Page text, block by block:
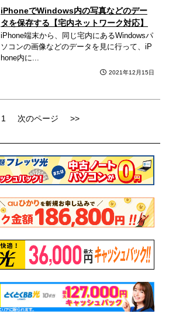
iPhoneでWindows内の写真などのデー
タを保存する【宅内ネットワーク対応】
iPhone端末から、同じ宅内にあるWindowsパ
ソコンの画像などのデータを見に行って、iP
hone内に...
2021年12月15日
1 次のページ >>